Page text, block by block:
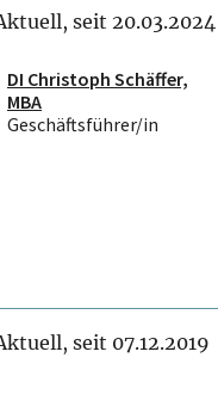
seit 20.03.2024
DI Christoph Schäffer,
MBA
Geschäftsführer/in
seit 07.12.2019